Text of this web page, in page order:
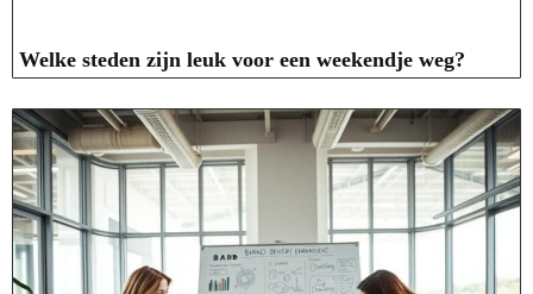
Welke steden zijn leuk voor een weekendje weg?